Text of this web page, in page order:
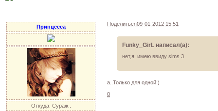
Поделиться09-01-2012 15:51
Принцесса
Откуда: Сураж..
Funky_GirL написал(а):
нет,я имею ввиду sims 3
а..Только для одной:)
0